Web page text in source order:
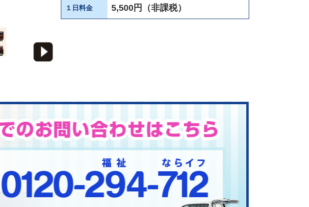
１日料金 5,500円（非課税）